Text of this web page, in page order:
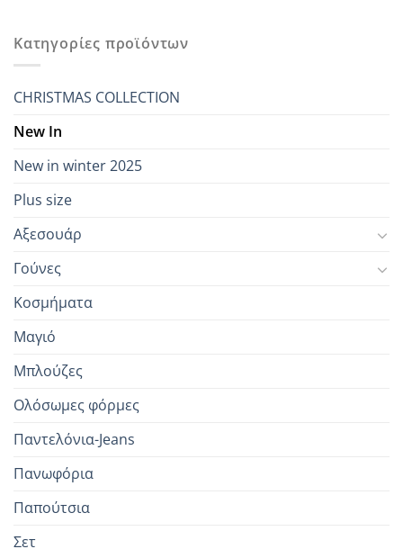
Κατηγορίες προϊόντων
CHRISTMAS COLLECTION
New In
New in winter 2025
Plus size
Αξεσουάρ
Γούνες
Κοσμήματα
Μαγιό
Μπλούζες
Ολόσωμες φόρμες
Παντελόνια-Jeans
Πανωφόρια
Παπούτσια
Σετ